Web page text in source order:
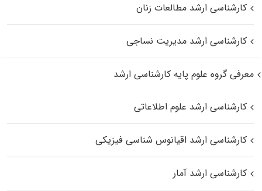
کارشناسی ارشد مطالعات زنان
کارشناسی ارشد مدیریت نساجی
معرفی گروه علوم پایه کارشناسی ارشد
کارشناسی ارشد علوم اطلاعاتی
کارشناسی ارشد اقیانوس‌ شناسی فیزیکی
کارشناسی ارشد آمار